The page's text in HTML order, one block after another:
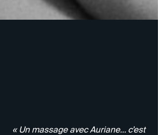
« Un massage avec Auriane… c’est